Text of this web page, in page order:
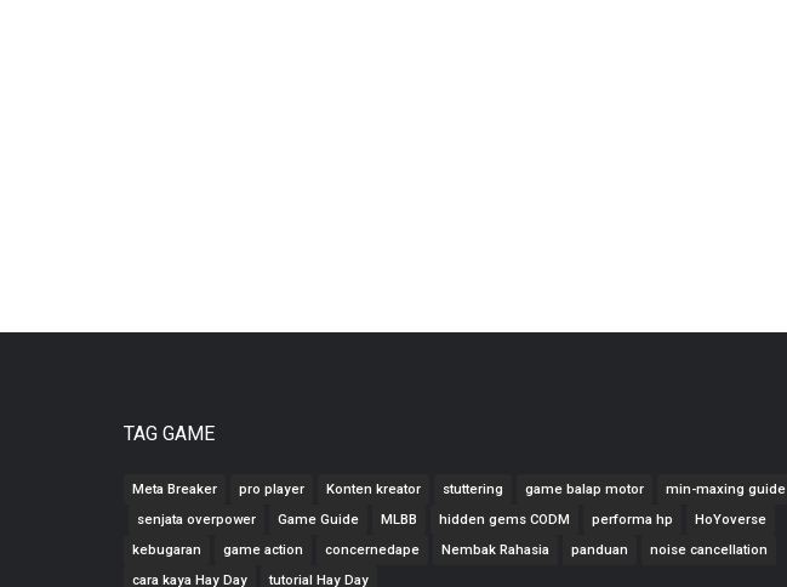
TAG GAME
Meta Breaker pro player Konten kreator stuttering game balap motor
min-maxing guide
senjata overpower
Game Guide MLBB hidden gems CODM performa hp
HoYoverse
kebugaran
game action concernedape Nembak Rahasia panduan
noise cancellation
cara kaya Hay Day
tutorial Hay Day